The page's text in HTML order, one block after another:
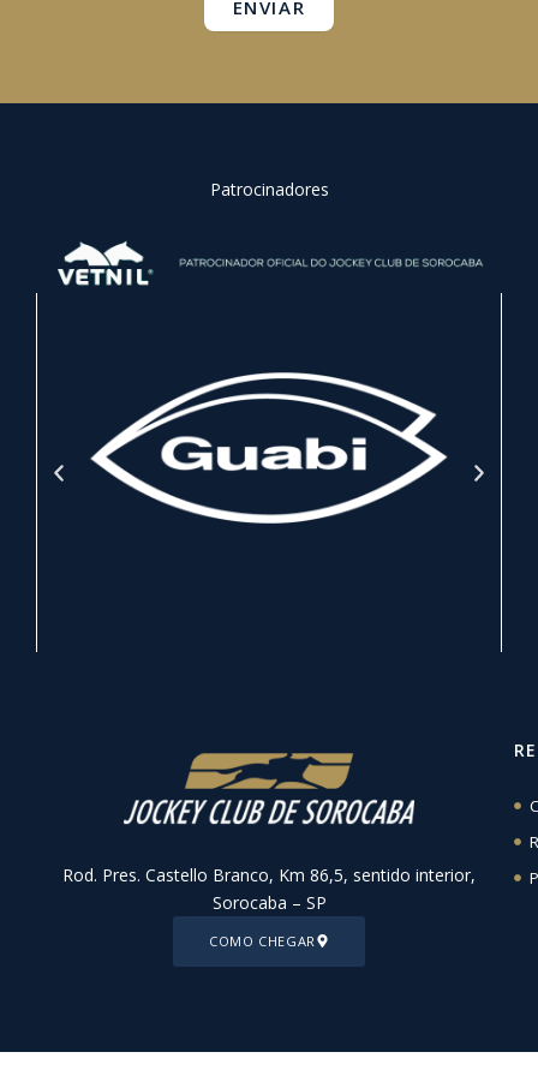
ENVIAR
Patrocinadores
Rod. Pres. Castello Branco, Km 86,5, sentido interior,
Sorocaba – SP
COMO CHEGAR